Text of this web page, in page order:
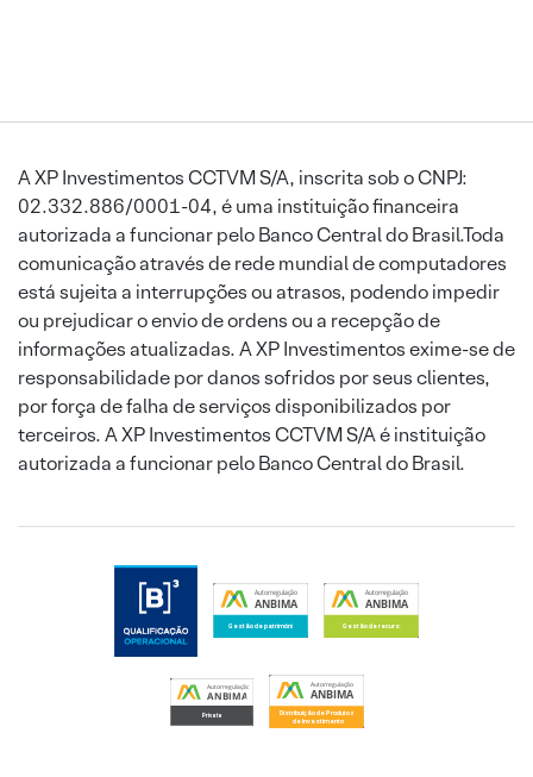
A XP Investimentos CCTVM S/A, inscrita sob o CNPJ:
02.332.886/0001-04, é uma instituição financeira
autorizada a funcionar pelo Banco Central do Brasil.Toda
comunicação através de rede mundial de computadores
está sujeita a interrupções ou atrasos, podendo impedir
ou prejudicar o envio de ordens ou a recepção de
informações atualizadas. A XP Investimentos exime-se de
responsabilidade por danos sofridos por seus clientes,
por força de falha de serviços disponibilizados por
terceiros. A XP Investimentos CCTVM S/A é instituição
autorizada a funcionar pelo Banco Central do Brasil.